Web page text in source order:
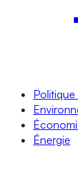
Énergie